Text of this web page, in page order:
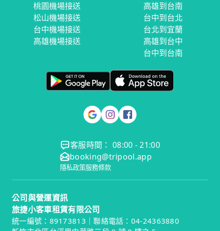
桃園機場接送
松山機場接送
台中機場接送
高雄機場接送
高雄到台南
台中到台北
台北到宜蘭
高雄到台中
台中到台南
客服時間： 08:00 - 21:00
booking@tripool.app
隱私政策服務條款
公司與營運資訊
旅捷小客車租賃有限公司
統一編號：89173813｜聯絡電話：04-24363880